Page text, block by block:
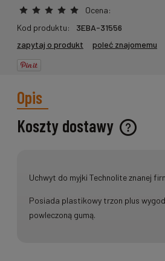
Ocena:
Kod produktu:
3EBA-31556
zapytaj o produkt
poleć znajomemu
Opis
Koszty dostawy
Cena nie zawiera ewentualnych
Uchwyt do myjki Technolite znanej
Posiada plastikowy trzon plus
powleczoną gumą.